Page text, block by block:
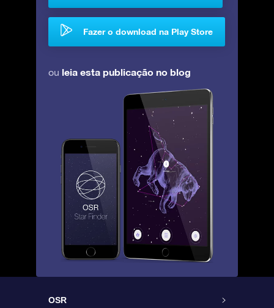
Fazer o download na Play Store
ou leia esta publicação no blog
OSR